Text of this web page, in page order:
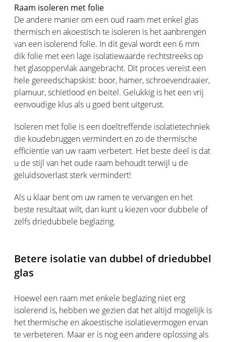
Raam isoleren met folie
De andere manier om een oud raam met enkel glas
thermisch en akoestisch te isoleren is het aanbrengen
van een isolerend folie. In dit geval wordt een 6 mm
dik folie met een lage isolatiewaarde rechtstreeks op
het glasoppervlak aangebracht. Dit proces vereist een
hele gereedschapskist: boor, hamer, schroevendraaier,
plamuur, schietlood en beitel. Gelukkig is het een vrij
eenvoudige klus als u goed bent uitgerust.
Isoleren met folie is een doeltreffende isolatietechniek
die koudebruggen vermindert en zo de thermische
efficiëntie van uw raam verbetert. Het beste deel is dat
u de stijl van het oude raam behoudt terwijl u de
geluidsoverlast sterk vermindert!
Als u klaar bent om uw ramen te vervangen en het
beste resultaat wilt, dan kunt u kiezen voor dubbele of
zelfs driedubbele beglazing.
Betere isolatie van dubbel of driedubbel
glas
Hoewel een raam met enkele beglazing niet erg
isolerend is, hebben we gezien dat het altijd mogelijk is
het thermische en akoestische isolatievermogen ervan
te verbeteren. Maar er is nog een andere oplossing als